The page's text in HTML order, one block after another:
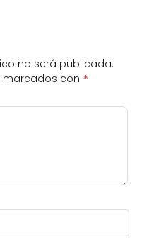
no será publicada.
marcados con *